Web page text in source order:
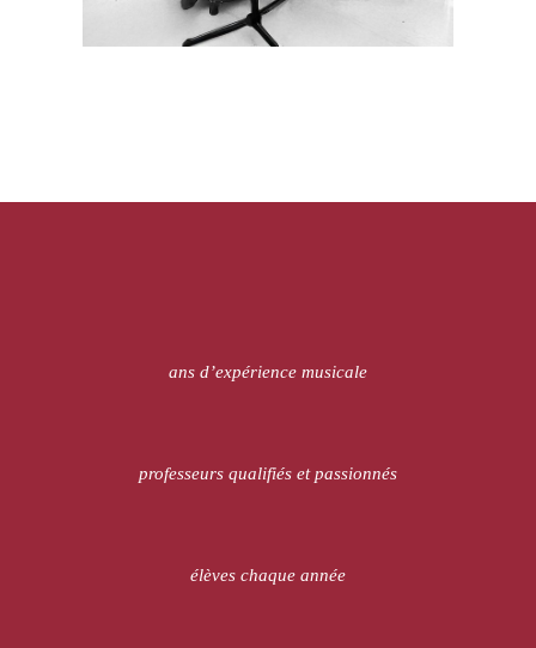
ans d’expérience musicale
professeurs qualifiés et passionnés
élèves chaque année